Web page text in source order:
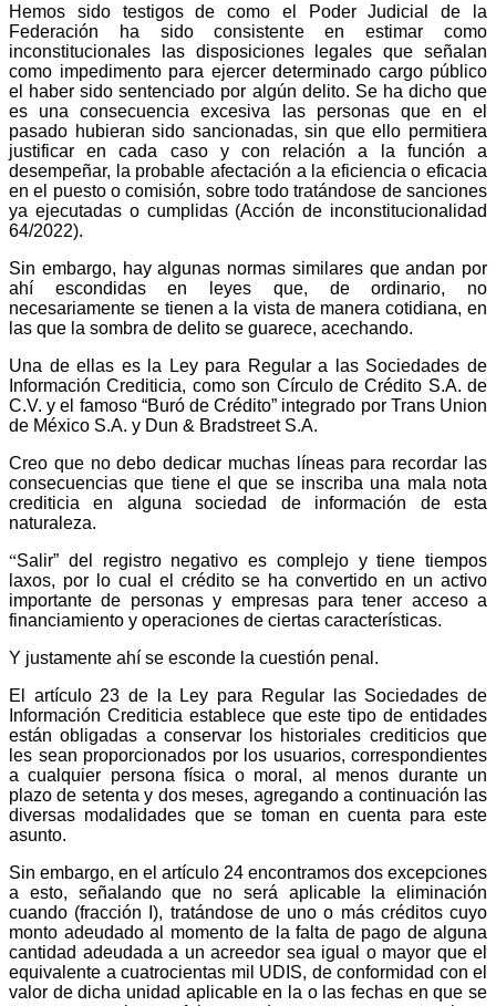
Whatsapp
Linkedin
Telegram
Hemos sido testigos de como el Poder Judicial de la
Federación ha sido consistente en estimar como
inconstitucionales las disposiciones legales que señalan
como impedimento para ejercer determinado cargo público
el haber sido sentenciado por algún delito. Se ha dicho que
es una consecuencia excesiva las personas que en el
pasado hubieran sido sancionadas, sin que ello permitiera
justificar en cada caso y con relación a la función a
desempeñar, la probable afectación a la eficiencia o eficacia
en el puesto o comisión, sobre todo tratándose de sanciones
ya ejecutadas o cumplidas (Acción de inconstitucionalidad
64/2022).
Sin embargo, hay algunas normas similares que andan por
ahí escondidas en leyes que, de ordinario, no
necesariamente se tienen a la vista de manera cotidiana, en
las que la sombra de delito se guarece, acechando.
Una de ellas es la Ley para Regular a las Sociedades de
Información Crediticia, como son Círculo de Crédito S.A. de
C.V. y el famoso “Buró de Crédito” integrado por Trans Union
de México S.A. y Dun & Bradstreet S.A.
Creo que no debo dedicar muchas líneas para recordar las
consecuencias que tiene el que se inscriba una mala nota
crediticia en alguna sociedad de información de esta
naturaleza.
“Salir” del registro negativo es complejo y tiene tiempos
laxos, por lo cual el crédito se ha convertido en un activo
importante de personas y empresas para tener acceso a
financiamiento y operaciones de ciertas características.
Y justamente ahí se esconde la cuestión penal.
El artículo 23 de la Ley para Regular las Sociedades de
Información Crediticia establece que este tipo de entidades
están obligadas a conservar los historiales crediticios que
les sean proporcionados por los usuarios, correspondientes
a cualquier persona física o moral, al menos durante un
plazo de setenta y dos meses, agregando a continuación las
diversas modalidades que se toman en cuenta para este
asunto.
Sin embargo, en el artículo 24 encontramos dos excepciones
a esto, señalando que no será aplicable la eliminación
cuando (fracción I), tratándose de uno o más créditos cuyo
monto adeudado al momento de la falta de pago de alguna
cantidad adeudada a un acreedor sea igual o mayor que el
equivalente a cuatrocientas mil UDIS, de conformidad con el
valor de dicha unidad aplicable en la o las fechas en que se